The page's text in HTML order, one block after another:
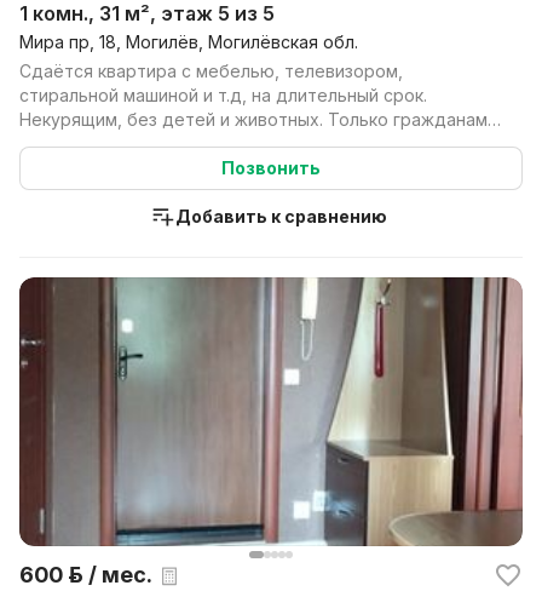
1 комн., 31 м², этаж 5 из 5
Мира пр, 18, Могилёв, Могилёвская обл.
Сдаётся квартира с мебелью, телевизором,
стиральной машиной и т.д, на длительный срок.
Некурящим, без детей и животных. Только гражданам
республики Б...
Позвонить
Добавить к сравнению
600 р. / мес.